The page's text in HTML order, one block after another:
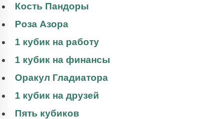
Кость Пандоры
Роза Азора
1 кубик на работу
1 кубик на финансы
Оракул Гладиатора
1 кубик на друзей
Пять кубиков